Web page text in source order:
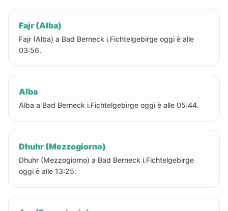
Fajr (Alba)
Fajr (Alba) a Bad Berneck i.Fichtelgebirge oggi è alle
03:56.
Alba
Alba a Bad Berneck i.Fichtelgebirge oggi è alle 05:44.
Dhuhr (Mezzogiorno)
Dhuhr (Mezzogiorno) a Bad Berneck i.Fichtelgebirge
oggi è alle 13:25.